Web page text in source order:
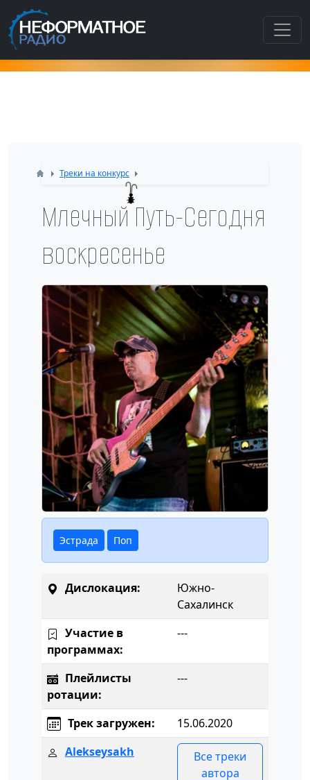
Как попасть в этот раздел???
Треки на конкурс
Млечный Путь-Сегодня
воскресенье
Эстрада Поп
Дислокация:
Южно-
Сахалинск
Участие в
программах:
---
Плейлисты
ротации:
---
Трек загружен:
15.06.2020
Alekseysakh
Все треки
автора